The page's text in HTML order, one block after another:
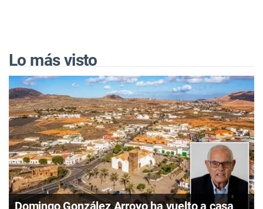
Lo más visto
Domingo González Arroyo ha vuelto a casa